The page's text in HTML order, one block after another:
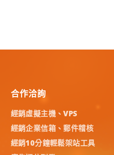
合作洽詢
經銷虛擬主機、VPS
經銷企業信箱、郵件稽核
經銷10分鐘輕鬆架站工具